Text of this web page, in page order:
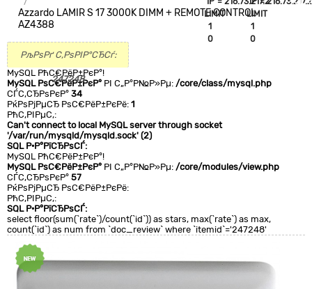
LIMIT
1
0
LIMIT
1
0
Azzardo LAMIR S 17 3000K DIMM + REMOTE CONTROL
AZ4388
РљРѕРґ С‚РѕРІР°СЂСѓ:
247248
MySQL РћС€РёР±РєР°!
MySQL РѕС€РёР±РєР° РІ С„Р°Р№Р»Рµ: /core/class/mysql.php
СЃС‚СЂРѕРєР° 34
РќРѕРјРµСЂ РѕС€РёР±РєРё: 1
РћС‚РІРµС‚:
Can't connect to local MySQL server through socket
'/var/run/mysqld/mysqld.sock' (2)
SQL Р·Р°РїСЂРѕСЃ:
MySQL РћС€РёР±РєР°!
MySQL РѕС€РёР±РєР° РІ С„Р°Р№Р»Рµ: /core/modules/view.php
СЃС‚СЂРѕРєР° 57
РќРѕРјРµСЂ РѕС€РёР±РєРё:
РћС‚РІРµС‚:
SQL Р·Р°РїСЂРѕСЃ:
select floor(sum(`rate`)/count(`id`)) as stars, max(`rate`) as max,
count(`id`) as num from `doc_review` where `itemid`='247248'